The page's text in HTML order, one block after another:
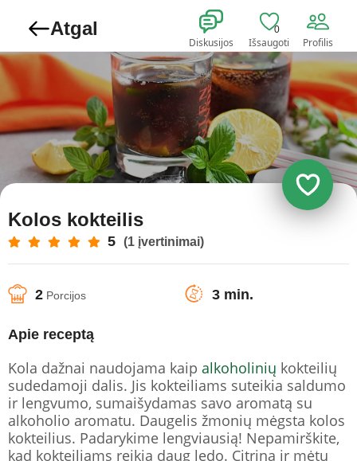
Atgal
Diskusijos
0
Išsaugoti Profilis
Kolos kokteilis
5 (1 įvertinimai)
2 Porcijos 3 min.
Apie receptą
Kola dažnai naudojama kaip alkoholinių kokteilių
sudedamoji dalis. Jis kokteiliams suteikia saldumo
ir lengvumo, sumaišydamas savo aromatą su
alkoholio aromatu. Daugelis žmonių mėgsta kolos
kokteilius. Padarykime lengviausią! Nepamirškite,
kad kokteiliams reikia daug ledo. Citrina ir mėtų